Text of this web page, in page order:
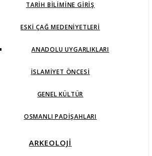
TARIH BILIMINE GIRIŞ
ESKI ÇAĞ MEDENIYETLERI
ANADOLU UYGARLIKLARI
İSLAMIYET ÖNCESI
GENEL KÜLTÜR
OSMANLI PADIŞAHLARI
ARKEOLOJİ